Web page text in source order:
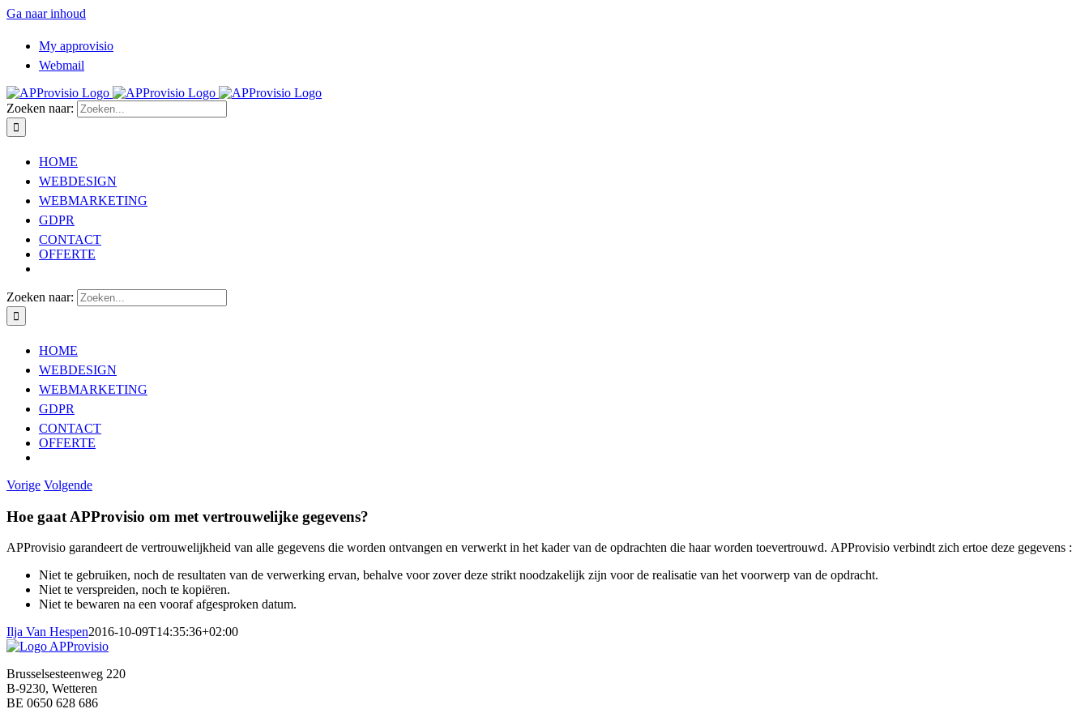
Ga naar inhoud
My approvisio
Webmail
Zoeken naar:
HOME
WEBDESIGN
WEBMARKETING
GDPR
CONTACT
OFFERTE
Zoeken naar:
HOME
WEBDESIGN
WEBMARKETING
GDPR
CONTACT
OFFERTE
Vorige Volgende
Hoe gaat APProvisio om met vertrouwelijke gegevens?
APProvisio garandeert de vertrouwelijkheid van alle gegevens die worden ontvangen en verwerkt in het kader van de opdrachten die haar worden toevertrouwd. APProvisio verbindt zich ertoe deze gegevens :
Niet te gebruiken, noch de resultaten van de verwerking ervan, behalve voor zover deze strikt noodzakelijk zijn voor de realisatie van het voorwerp van de opdracht.
Niet te verspreiden, noch te kopiëren.
Niet te bewaren na een vooraf afgesproken datum.
Ilja Van Hespen2016-10-09T14:35:36+02:00
Brusselsesteenweg 220
B-9230, Wetteren
BE 0650 628 686